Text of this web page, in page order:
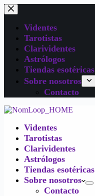
Videntes
Tarotistas
Clarividentes
Astrólogos
Tiendas esotéricas
Sobre nosotros
Contacto
Videntes
Tarotistas
Clarividentes
Astrólogos
Tiendas esotéricas
Sobre nosotros
Contacto